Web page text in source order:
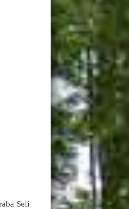
Seli